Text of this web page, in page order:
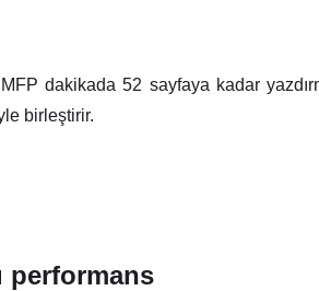
dakikada 52 sayfaya kadar
birleştirir.
performans